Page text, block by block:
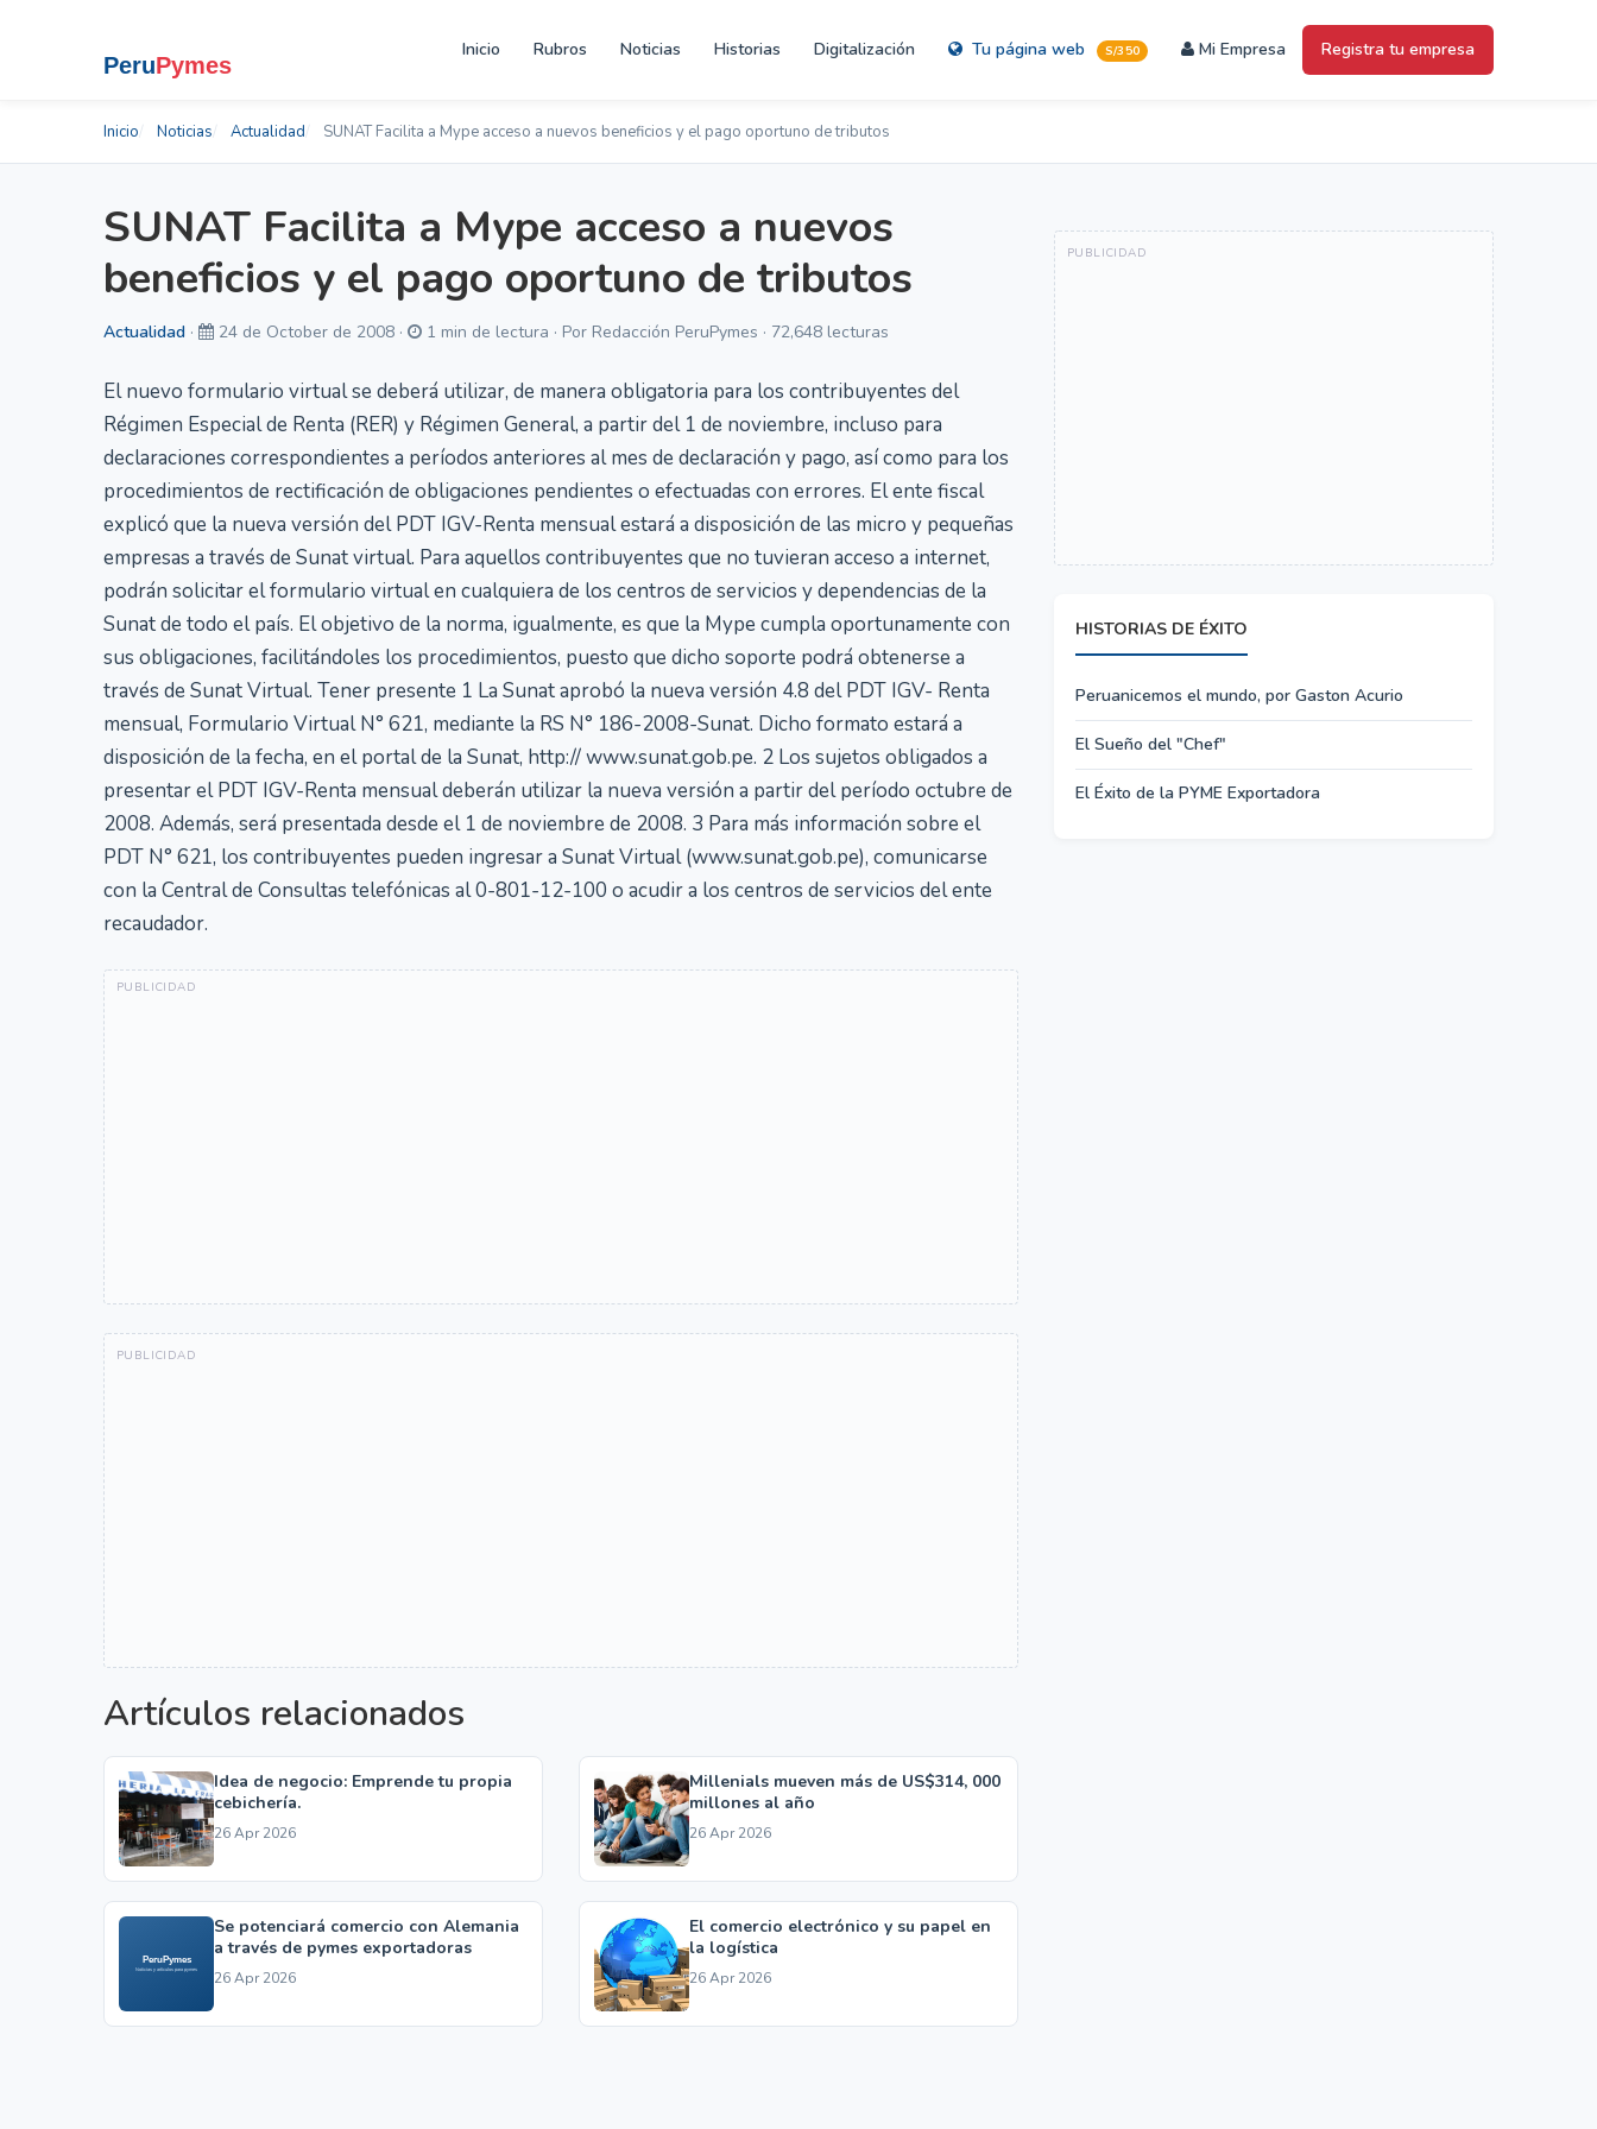
Inicio Rubros Noticias Historias Digitalización Tu página web S/350 Mi Empresa Registra tu empresa
Inicio Noticias Actualidad SUNAT Facilita a Mype acceso a nuevos beneficios y el pago oportuno de tributos
SUNAT Facilita a Mype acceso a nuevos
beneficios y el pago oportuno de tributos
Actualidad · 24 de October de 2008 · 1 min de lectura · Por Redacción PeruPymes · 72,648 lecturas
El nuevo formulario virtual se deberá utilizar, de manera obligatoria para los contribuyentes del
Régimen Especial de Renta (RER) y Régimen General, a partir del 1 de noviembre, incluso para
declaraciones correspondientes a períodos anteriores al mes de declaración y pago, así como para los
procedimientos de rectificación de obligaciones pendientes o efectuadas con errores. El ente fiscal
explicó que la nueva versión del PDT IGV-Renta mensual estará a disposición de las micro y pequeñas
empresas a través de Sunat virtual. Para aquellos contribuyentes que no tuvieran acceso a internet,
podrán solicitar el formulario virtual en cualquiera de los centros de servicios y dependencias de la
Sunat de todo el país. El objetivo de la norma, igualmente, es que la Mype cumpla oportunamente con
sus obligaciones, facilitándoles los procedimientos, puesto que dicho soporte podrá obtenerse a
través de Sunat Virtual. Tener presente 1 La Sunat aprobó la nueva versión 4.8 del PDT IGV- Renta
mensual, Formulario Virtual N° 621, mediante la RS N° 186-2008-Sunat. Dicho formato estará a
disposición de la fecha, en el portal de la Sunat, http:// www.sunat.gob.pe. 2 Los sujetos obligados a
presentar el PDT IGV-Renta mensual deberán utilizar la nueva versión a partir del período octubre de
2008. Además, será presentada desde el 1 de noviembre de 2008. 3 Para más información sobre el
PDT N° 621, los contribuyentes pueden ingresar a Sunat Virtual (www.sunat.gob.pe), comunicarse
con la Central de Consultas telefónicas al 0-801-12-100 o acudir a los centros de servicios del ente
recaudador.
Artículos relacionados
Idea de negocio: Emprende tu propia
cebichería.
26 Apr 2026
Millenials mueven más de US$314, 000
millones al año
26 Apr 2026
Se potenciará comercio con Alemania
a través de pymes exportadoras
26 Apr 2026
El comercio electrónico y su papel en
la logística
26 Apr 2026
HISTORIAS DE ÉXITO
Peruanicemos el mundo, por Gaston Acurio
El Sueño del "Chef"
El Éxito de la PYME Exportadora